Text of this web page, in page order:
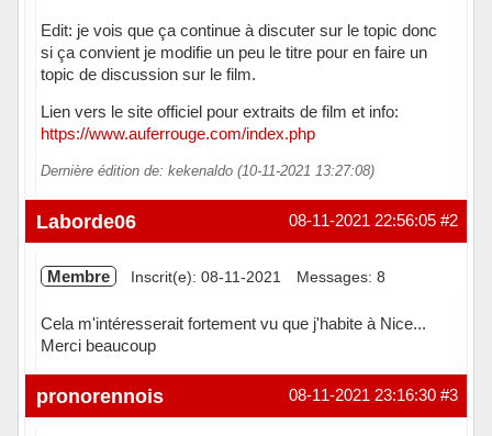
Edit: je vois que ça continue à discuter sur le topic donc
si ça convient je modifie un peu le titre pour en faire un
topic de discussion sur le film.
Lien vers le site officiel pour extraits de film et info:
https://www.auferrouge.com/index.php
Dernière édition de: kekenaldo (10-11-2021 13:27:08)
Hors ligne #2
08-11-2021 22:56:05
Laborde06
Membre Inscrit(e): 08-11-2021 Messages: 8
Cela m'intéresserait fortement vu que j'habite à Nice...
Merci beaucoup
Hors ligne #3
08-11-2021 23:16:30
pronorennois